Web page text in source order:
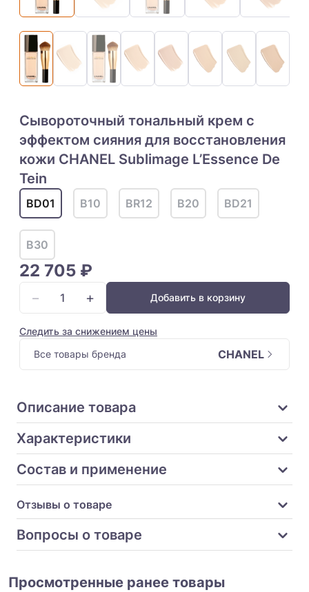
Сывороточный тональный крем с
эффектом сияния для восстановления
кожи CHANEL Sublimage L’Essence De
Tein
BD01 B10 BR12 B20 BD21
B30
22 705 ₽
− + Добавить в корзину
Следить за снижением цены
Все товары бренда
CHANEL
Описание товара
Характеристики
Состав и применение
Отзывы о товаре
Вопросы о товаре
Просмотренные ранее товары